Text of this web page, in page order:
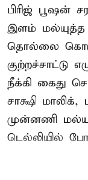
பிரிஜ் பூஷன்
இளம் மல்யுத்த
தொல்லை
குற்றச்சாட்டு
நீக்கி கைது
சாக்ஷி
முன்னணி
டெல்லியில்